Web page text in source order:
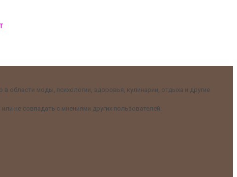
моды, психологии, здоровья, кулинарии, отдыха и другие
не совпадать с мнениями других пользователей.